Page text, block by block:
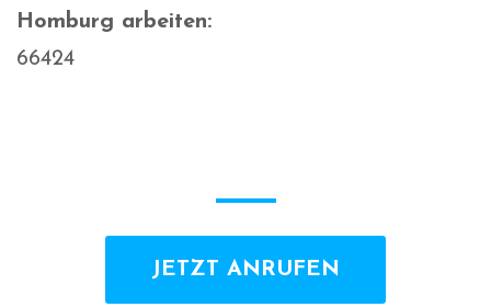
Homburg arbeiten:
66424
JETZT ANRUFEN